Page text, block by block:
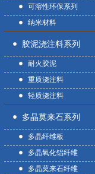
可溶性环保系列
纳米材料
胶泥浇注料系列
耐火胶泥
重质浇注料
轻质浇注料
多晶莫来石系列
多晶纤维板
多晶氧化铝纤维
多晶莫来石纤维